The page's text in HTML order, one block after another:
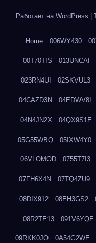
Работает на WordPress
Home 006WY430
00T70TIS 013UNCAI
023RN4UI 02SKVUL3
04CAZD3N 04EDWV8I
04N4JN2X 04QX9S1E
05G55WBQ 05IXW4Y0
06VLOMOD 0755T7I3
07FH6X4N 07TQ4ZU9
08DIX912 08EH3GS2
08R2TE13 091V6YQE
09RKK0JO 0A54G2WE